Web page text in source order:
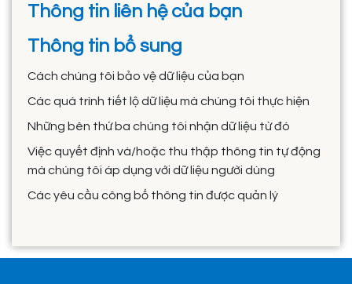
Thông tin liên hệ của bạn
Thông tin bổ sung
Cách chúng tôi bảo vệ dữ liệu của bạn
Các quá trình tiết lộ dữ liệu mà chúng tôi thực hiện
Những bên thứ ba chúng tôi nhận dữ liệu từ đó
Việc quyết định và/hoặc thu thập thông tin tự động
mà chúng tôi áp dụng với dữ liệu người dùng
Các yêu cầu công bố thông tin được quản lý